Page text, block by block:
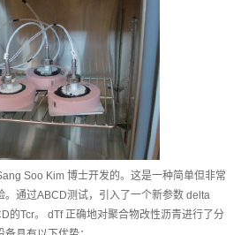
Soo Kim 博士开发的。这是一种简单但非常
。通过ABCD测试，引入了一个新参数 delta
的Tcr。 dTf 正确地对聚合物改性沥青进行了分